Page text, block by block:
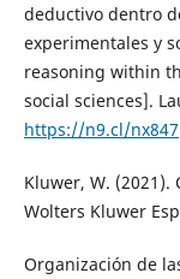
deductivo dentro
experimentales y
reasoning within
social sciences].
https://n9.cl/nx847
Kluwer, W. (2021).
Wolters Kluwer
Organización de